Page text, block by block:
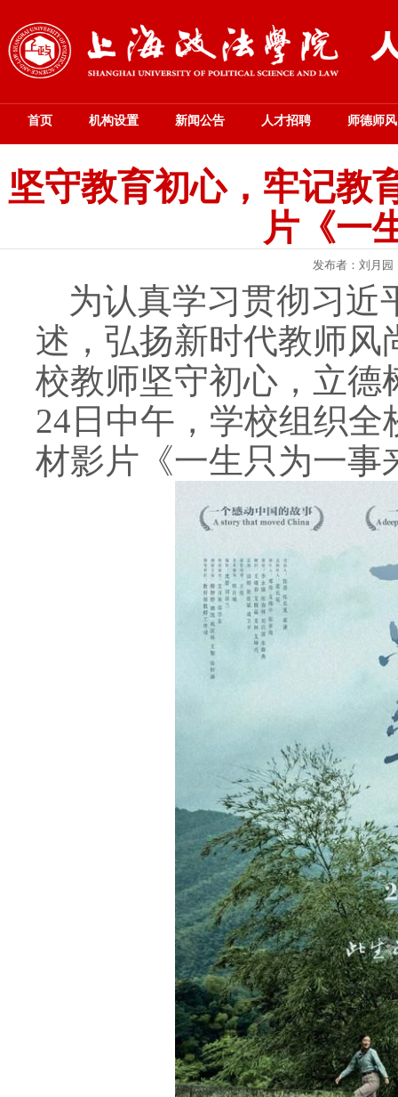
首页 机构设置 新闻公告 人才招聘 师德师风
坚守教育初心，牢记
片《一
发布者：刘月
为认真学习贯彻习近
述，弘扬新时代教师风
校教师坚守初心，立德
24 日中午，学校组织
材影片《一生只为一事